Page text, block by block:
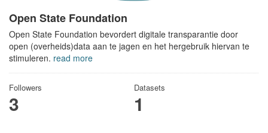
Open State Foundation
Open State Foundation bevordert digitale transparantie door
open (overheids)data aan te jagen en het hergebruik hiervan te
stimuleren. read more
Followers
3
Datasets
1